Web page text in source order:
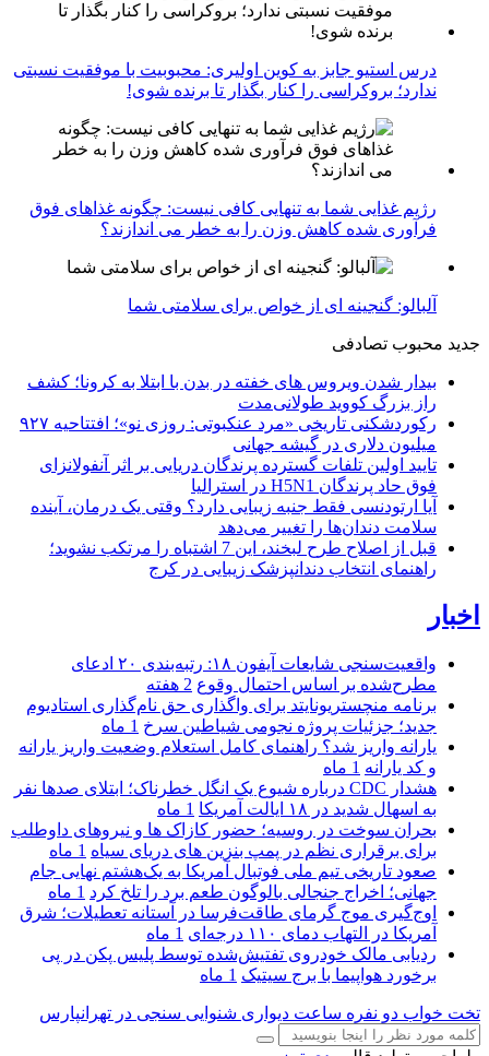
درس استیو جابز به کوین اولیری: محبوبیت با موفقیت نسبتی
ندارد؛ بروکراسی را کنار بگذار تا برنده شوی!
رژیم غذایی شما به تنهایی کافی نیست: چگونه غذاهای فوق
فرآوری شده کاهش وزن را به خطر می اندازند؟
آلبالو: گنجینه ای از خواص برای سلامتی شما
جدید محبوب تصادفی
بیدار شدن ویروس‌ های خفته در بدن با ابتلا به کرونا؛ کشف
راز بزرگ کووید طولانی‌مدت
رکوردشکنی تاریخی «مرد عنکبوتی: روزی نو»؛ افتتاحیه ۹۲۷
میلیون دلاری در گیشه جهانی
تایید اولین تلفات گسترده پرندگان دریایی بر اثر آنفولانزای
فوق حاد پرندگان H5N1 در استرالیا
آیا ارتودنسی فقط جنبه زیبایی دارد؟ وقتی یک درمان، آینده
سلامت دندان‌ها را تغییر می‌دهد
قبل از اصلاح طرح لبخند، این 7 اشتباه را مرتکب نشوید؛
راهنمای انتخاب دندانپزشک زیبایی در کرج
اخبار
واقعیت‌سنجی شایعات آیفون ۱۸: رتبه‌بندی ۲۰ ادعای
مطرح‌شده بر اساس احتمال وقوع 2 هفته
برنامه منچستریونایتد برای واگذاری حق نام‌گذاری استادیوم
جدید؛ جزئیات پروژه نجومی شیاطین سرخ 1 ماه
یارانه واریز شد؟ راهنمای کامل استعلام وضعیت واریز یارانه
و کد یارانه 1 ماه
هشدار CDC درباره شیوع یک انگل خطرناک؛ ابتلای صدها نفر
به اسهال شدید در ۱۸ ایالت آمریکا
1 ماه
بحران سوخت در روسیه؛ حضور کازاک‌ ها و نیروهای داوطلب
برای برقراری نظم در پمپ بنزین‌ های دریای سیاه 1 ماه
صعود تاریخی تیم ملی فوتبال آمریکا به یک‌هشتم نهایی جام
جهانی؛ اخراج جنجالی بالوگون طعم برد را تلخ کرد 1 ماه
اوج‌گیری موج گرمای طاقت‌فرسا در آستانه تعطیلات؛ شرق
آمریکا در التهاب دمای ۱۱۰ درجه‌ای
1 ماه
ردیابی مالک خودروی تفتیش‌شده توسط پلیس پکن در پی
برخورد هواپیما با برج سیتیک 1 ماه
تخت خواب دو نفره ساعت دیواری شنوایی سنجی در تهرانپارس